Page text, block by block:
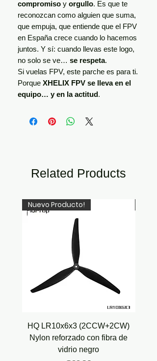
compromiso y orgullo. Es que te
reconozcan como alguien que suma,
que empuja, que entiende que el FPV
en España crece cuando lo hacemos
juntos. Y sí: cuando llevas este logo,
no solo se ve… se respeta.
Si vuelas FPV, este parche es para ti.
Porque XHELIX FPV se lleva en el
equipo… y en la actitud.
Related Products
Nuevo Producto!
HQ LR10x6x3 (2CCW+2CW)
Nylon reforzado con fibra de
vidrio negro